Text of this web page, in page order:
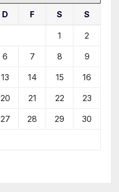
D F S S
1 2
6 7 8 9
13 14 15 16
20 21 22 23
27 28 29 30